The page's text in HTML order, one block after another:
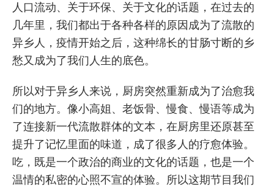
人口流动、关于环保、关于文化的话题，在过去的
几年里，我们都出于各种各样的原因成为了流散的
异乡人，疫情开始之后，这种绵长的甘肠寸断的乡
愁又成为了我们人生的底色。
所以对于异乡人来说，厨房突然重新成为了治愈我
们的地方。像小高姐、老饭骨、慢食、慢语等成为
了连接新一代流散群体的文本，在厨房里还原甚至
提升了记忆里面的味道，成了很多人的疗愈体验。
吃，既是一个政治的商业的文化的话题，也是一个
温情的私密的心照不宣的体验。所以这期节目我们